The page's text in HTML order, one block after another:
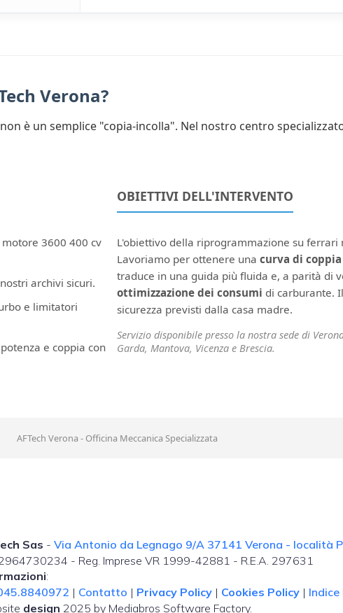
Verona?
non è un semplice "copia-incolla". Nel nostro centro
3600 400 cv
archivi sicuri.
e limitatori
e coppia con
OBIETTIVI DELL'INTERVENTO
L'obiettivo della riprogrammazione su ferrari
Lavoriamo per ottenere una curva di
traduce in una guida più fluida e, a parità di
ottimizzazione dei consumi di carburante.
sicurezza previsti dalla casa madre.
Servizio disponibile presso la nostra sede di
Garda, Mantova, Vicenza e Brescia.
AFTech Verona - Officina Meccanica Specializzata
Sas -Via Antonio da Legnago 9/A 37141 Verona - località
- Reg. Imprese VR 1999-42881 - R.E.A. 297631
:
| Contatto | Privacy Policy | Cookies Policy |
design 2025 by Mediabros Software Factory.